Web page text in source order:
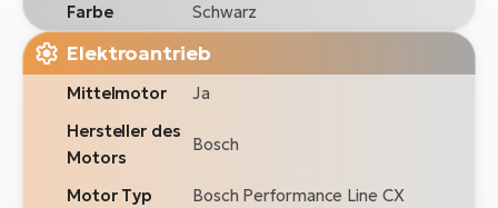
Farbe
Schwarz
Elektroantrieb
Mittelmotor
Ja
Hersteller des
Motors
Bosch
Motor Typ
Bosch Performance Line CX